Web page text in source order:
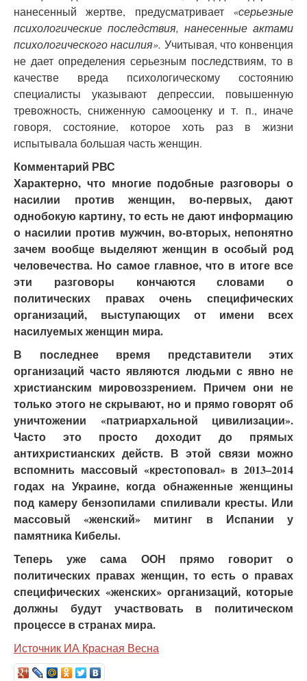
нанесенный жертве, предусматривает «серьезные
психологические последствия, нанесенные актами
психологического насилия». Учитывая, что конвенция
не дает определения серьезным последствиям, то в
качестве вреда психологическому состоянию
специалисты указывают депрессии, повышенную
тревожность, сниженную самооценку и т. п., иначе
говоря, состояние, которое хоть раз в жизни
испытывала большая часть женщин.
Комментарий РВС
Характерно, что многие подобные разговоры о
насилии против женщин, во-первых, дают
однобокую картину, то есть не дают информацию
о насилии против мужчин, во-вторых, непонятно
зачем вообще выделяют женщин в особый род
человечества. Но самое главное, что в итоге все
эти разговоры кончаются словами о
политических правах очень специфических
организаций, выступающих от имени всех
насилуемых женщин мира.
В последнее время представители этих
организаций часто являются людьми с явно не
христианским мировоззрением. Причем они не
только этого не скрывают, но и прямо говорят об
уничтожении «патриархальной цивилизации».
Часто это просто доходит до прямых
антихристианских действ. В этой связи можно
вспомнить массовый «крестоповал» в 2013–2014
годах на Украине, когда обнаженные женщины
под камеру бензопилами спиливали кресты. Или
массовый «женский» митинг в Испании у
памятника Кибелы.
Теперь уже сама ООН прямо говорит о
политических правах женщин, то есть о правах
специфических «женских» организаций, которые
должны будут участвовать в политическом
процессе в странах мира.
Источник ИА Красная Весна